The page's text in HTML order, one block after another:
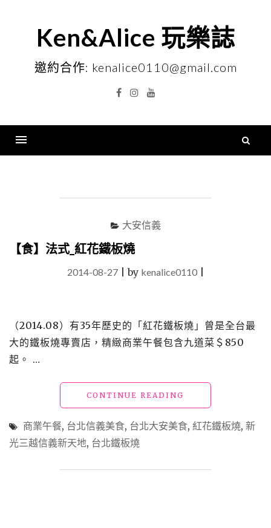
Ken&Alice 玩樂誌
邀約合作: kenalice0110@gmail.com
FacebookInstagramYouTube
大安信義
【食】法式_紅花鐵板燒
2014-08-27|by kenalice0110|
（2014.08）有35年歷史的「紅花鐵板燒」曾是全台最
大的鐵板燒專賣店，精緻商業午餐包含九道菜＄850
起。 …
CONTINUE READING
法
式
_
鐵
商業午餐, 台北信義美食, 台北大安美食, 紅花鐵板燒, 新
光三越信義新天地, 台北鐵板燒